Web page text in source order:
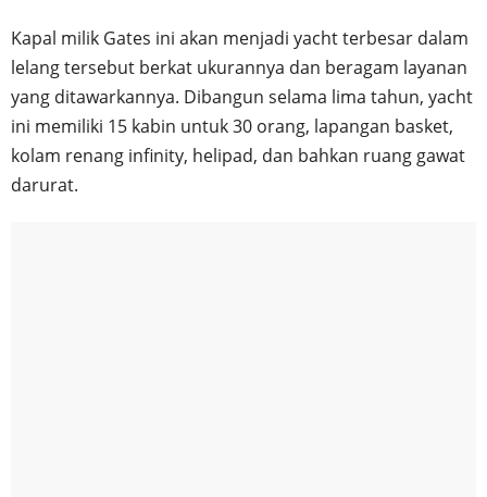
Kapal milik Gates ini akan menjadi yacht terbesar dalam
lelang tersebut berkat ukurannya dan beragam layanan
yang ditawarkannya. Dibangun selama lima tahun, yacht
ini memiliki 15 kabin untuk 30 orang, lapangan basket,
kolam renang infinity, helipad, dan bahkan ruang gawat
darurat.